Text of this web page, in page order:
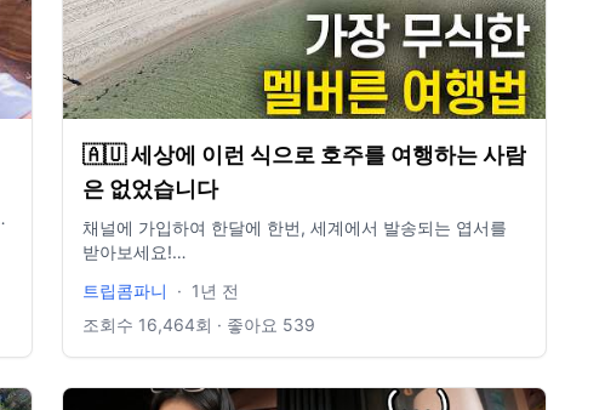
🇦🇺 세상에 이런 식으로 호주를 여행하는 사람
은 없었습니다
채널에 가입하여 한달에 한번, 세계에서 발송되는 엽서를
받아보세요!
! Super Thanks 후원 댓글로 언제든지 트립콤파니를 응원
할 수 있습니다. 여행 일정 관련 질문은 Super Thanks로 부
트립콤파니 웹사이트입니다. 한번씩 방문해주셔요~
트립콤파니 · 1년 전
조회수 16,464회 · 좋아요 539